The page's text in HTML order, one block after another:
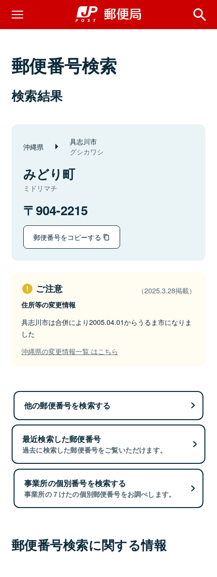
郵便番号検索
検索結果
沖縄県 具志川市
グシカワシ
みどり町
ミドリマチ
904-2215
郵便番号をコピーする
ご注意 （2025.3.28掲載）
住所等の変更情報
具志川市は合併により2005.04.01からうるま市になりま
した
沖縄県の変更情報一覧 はこちら
他の郵便番号を検索する
最近検索した郵便番号
過去に検索した郵便番号をご覧いただけます。
事業所の個別番号を検索する
事業所の７けたの個別郵便番号をお調べします。
郵便番号検索に関する情報